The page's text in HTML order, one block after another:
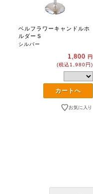
ベルフラワーキャンドルホ
ルダーＳ
シルバー
1,800 円
(税込1,980円)